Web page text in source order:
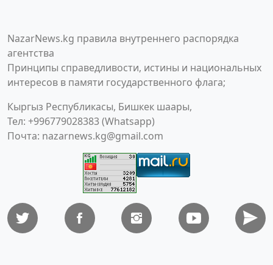
NazarNews.kg правила внутреннего распорядка
агентства
Принципы справедливости, истины и национальных
интересов в памяти государственного флага;
Кыргыз Республикасы, Бишкек шаары,
Тел: +996779028383 (Whatsapp)
Почта: nazarnews.kg@gmail.com